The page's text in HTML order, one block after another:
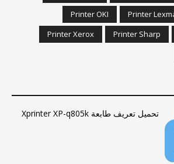
Printer
Printer OKI
Printer Sharp
Printer Xerox
تحميل تعريف طابعة Xprinter XP-q805k